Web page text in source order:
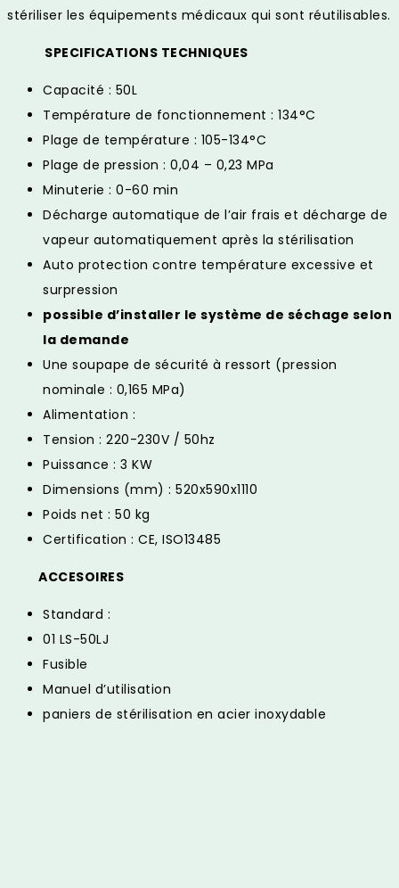
stériliser les équipements médicaux qui sont réutilisables.
SPECIFICATIONS TECHNIQUES
Capacité : 50L
Température de fonctionnement : 134°C
Plage de température : 105-134°C
Plage de pression : 0,04 – 0,23 MPa
Minuterie : 0-60 min
Décharge automatique de l’air frais et décharge de
vapeur automatiquement après la stérilisation
Auto protection contre température excessive et
surpression
possible d’installer le système de séchage selon
la demande
Une soupape de sécurité à ressort (pression
nominale : 0,165 MPa)
Alimentation :
Tension : 220-230V / 50hz
Puissance : 3 KW
Dimensions (mm) : 520x590x1110
Poids net : 50 kg
Certification : CE, ISO13485
ACCESOIRES
Standard :
01 LS-50LJ
Fusible
Manuel d’utilisation
paniers de stérilisation en acier inoxydable